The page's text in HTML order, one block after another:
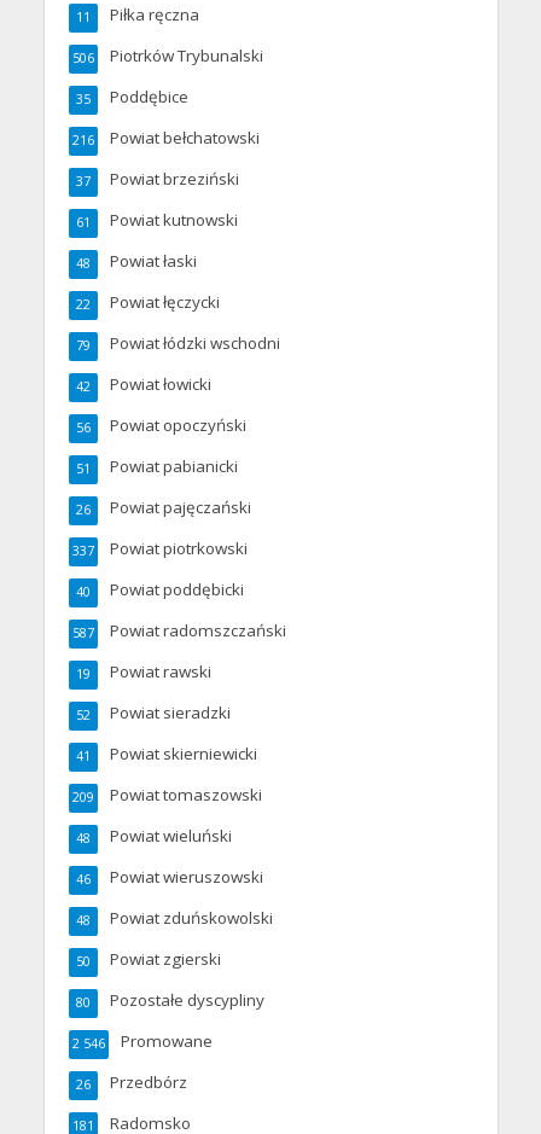
Piłka ręczna
11
Piotrków Trybunalski
506
Poddębice
35
Powiat bełchatowski
216
Powiat brzeziński
37
Powiat kutnowski
61
Powiat łaski
48
Powiat łęczycki
22
Powiat łódzki wschodni
79
Powiat łowicki
42
Powiat opoczyński
56
Powiat pabianicki
51
Powiat pajęczański
26
Powiat piotrkowski
337
Powiat poddębicki
40
Powiat radomszczański
587
Powiat rawski
19
Powiat sieradzki
52
Powiat skierniewicki
41
Powiat tomaszowski
209
Powiat wieluński
48
Powiat wieruszowski
46
Powiat zduńskowolski
48
Powiat zgierski
50
Pozostałe dyscypliny
80
Promowane
2 546
Przedbórz
26
Radomsko
181